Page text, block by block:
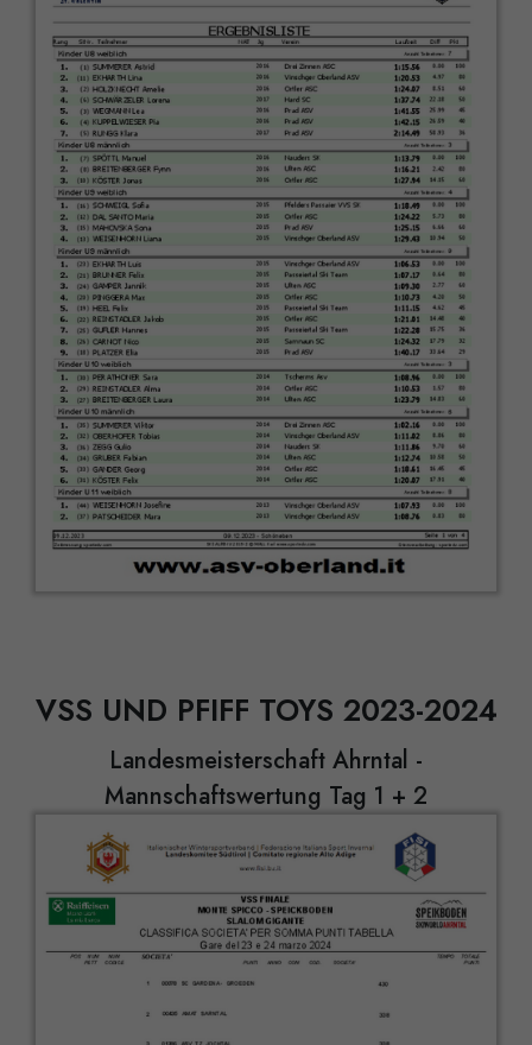
VSS UND PFIFF TOYS 2023-2024
Landesmeisterschaft Ahrntal -
Mannschaftswertung Tag 1 + 2